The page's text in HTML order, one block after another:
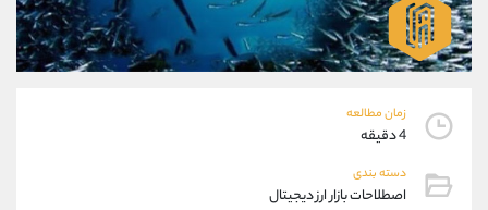
زمان مطالعه
4 دقیقه
دسته بندی
اصطلاحات بازار ارز دیجیتال
09927779040
واتساپ شروع گفتگو
تلگرام @Armteam_admin_por
پشتیبان فروش
موبایل